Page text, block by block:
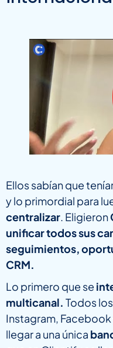
Ellos sabían que
y lo primordial para
centralizar. Eligieron
unificar todos sus
seguimientos,
CRM.
Lo primero que se
multicanal. Todos
Instagram, Facebook
llegar a una única